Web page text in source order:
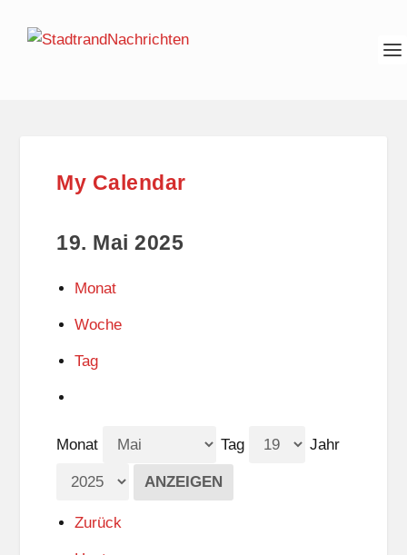
My Calendar
19. Mai 2025
Monat
Woche
Tag
Monat Tag Jahr
Zurück